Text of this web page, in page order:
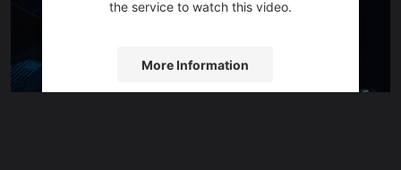
the service to watch this video.
More Information